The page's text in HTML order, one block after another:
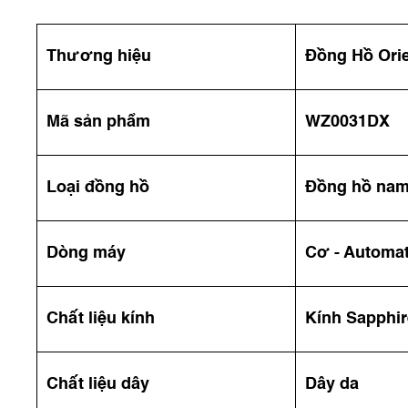
Thương hiệu Đồng Hồ
Mã sản phẩm WZ0031DX
Loại đồng hồ Đồng hồ nam
Dòng máy Cơ -
Chất liệu kính Kính
Chất liệu dây Dây da